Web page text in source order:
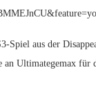
Spiel aus der
an Ultimategemax für